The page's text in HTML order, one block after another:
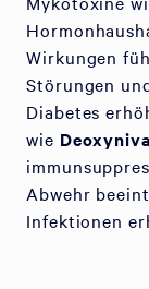
Wirkungen
Störungen
Diabetes
wie
Abwehr
Infektionen